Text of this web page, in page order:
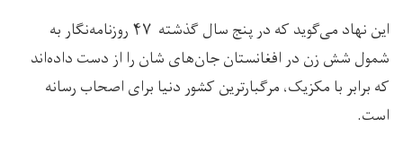
این نهاد می‌گوید که در پنج سال گذشته ۴۷ روزنامه‌نگار به
شمول شش زن در افغانستان جان‌های شان را از دست داده‌اند
که برابر با مکزیک، مرگبارترین کشور دنیا برای اصحاب رسانه
است.